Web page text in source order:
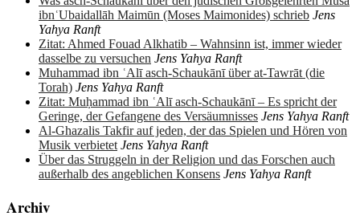
ibnʿUbaidallāh Maimūn (Moses Maimonides) schrieb Jens
Yahya Ranft
Zitat: Ahmed Fouad Alkhatib – Wahnsinn ist, immer wieder
dasselbe zu versuchen Jens Yahya Ranft
Muhammad ibn ʿAlī asch-Schaukānī über at-Tawrāt (die
Torah) Jens Yahya Ranft
Zitat: Muḥammad ibn ʿAlī asch-Schaukānī – Es spricht der
Geringe, der Gefangene des Versäumnisses Jens Yahya Ranft
Al-Ghazalis Takfir auf jeden, der das Spielen und Hören von
Musik verbietet Jens Yahya Ranft
Über das Struggeln in der Religion und das Forschen auch
außerhalb des angeblichen Konsens Jens Yahya Ranft
Archiv